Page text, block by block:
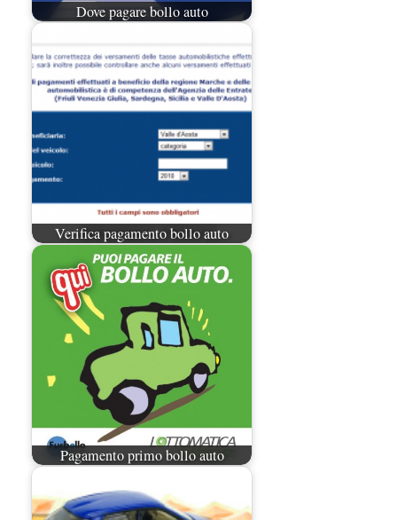
Dove pagare bollo auto
Verifica pagamento bollo auto
Pagamento primo bollo auto